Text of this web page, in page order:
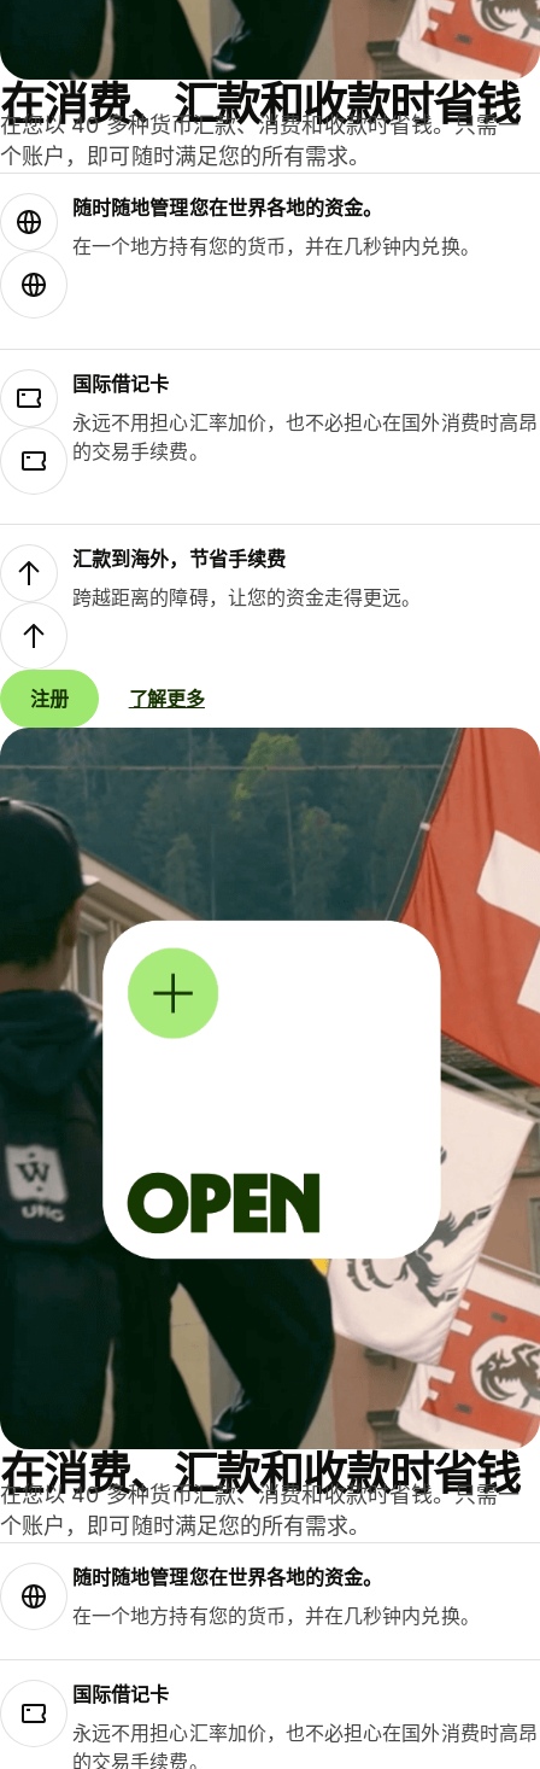
在消费、汇款和收款时省钱
在您以 40 多种货币汇款、消费和收款时省钱。只需一
个账户，即可随时满足您的所有需求。
随时随地管理您在世界各地的资金。
在一个地方持有您的货币，并在几秒钟内兑换。
国际借记卡
永远不用担心汇率加价，也不必担心在国外消费时高昂
的交易手续费。
汇款到海外，节省手续费
跨越距离的障碍，让您的资金走得更远。
注册 了解更多
在消费、汇款和收款时省钱
在您以 40 多种货币汇款、消费和收款时省钱。只需一
个账户，即可随时满足您的所有需求。
随时随地管理您在世界各地的资金。
在一个地方持有您的货币，并在几秒钟内兑换。
国际借记卡
永远不用担心汇率加价，也不必担心在国外消费时高昂
的交易手续费。